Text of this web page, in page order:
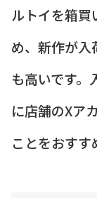
ルトイを箱
め、新作が入
も高いです。
に店舗のXア
ことをおすす